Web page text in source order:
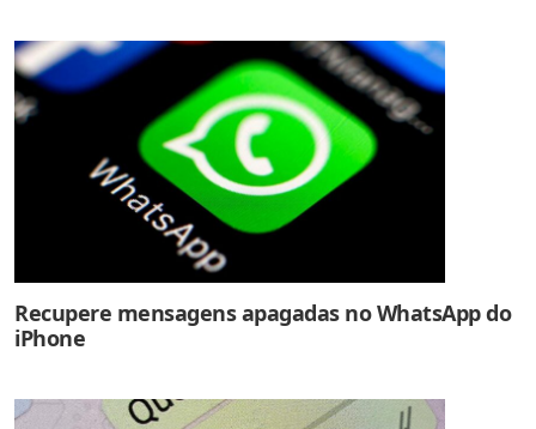
Recupere mensagens apagadas no WhatsApp do
iPhone